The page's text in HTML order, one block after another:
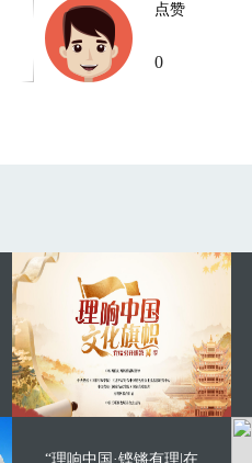
点赞
0
“理响中国·铿锵有理|在